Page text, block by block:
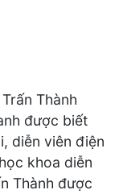
Thành
được biết
diễn viên điện
khoa diễn
Thành được